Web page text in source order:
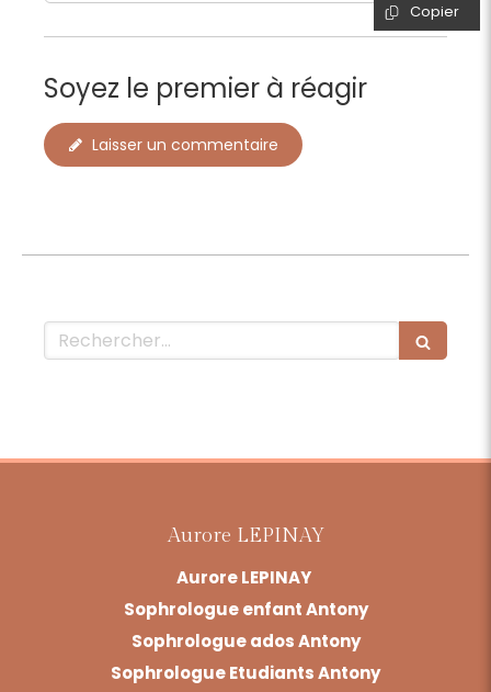
Copier
Soyez le premier à réagir
Laisser un commentaire
Rechercher
Aurore LEPINAY
Aurore LEPINAY
Sophrologue enfant Antony
Sophrologue ados Antony
Sophrologue Etudiants Antony